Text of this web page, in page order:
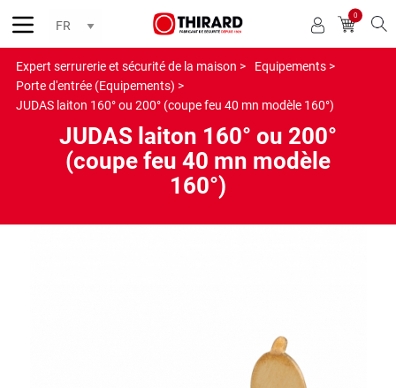
0
Expert serrurerie et sécurité de la maison >
Equipements >
Porte d'entrée (Equipements) >
JUDAS laiton 160° ou 200° (coupe feu 40 mn modèle 160°)
JUDAS laiton 160° ou 200°
(coupe feu 40 mn modèle
160°)